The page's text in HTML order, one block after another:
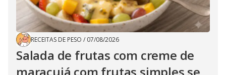
RECEITAS DE PESO / 07/08/2026
Salada de frutas com creme de